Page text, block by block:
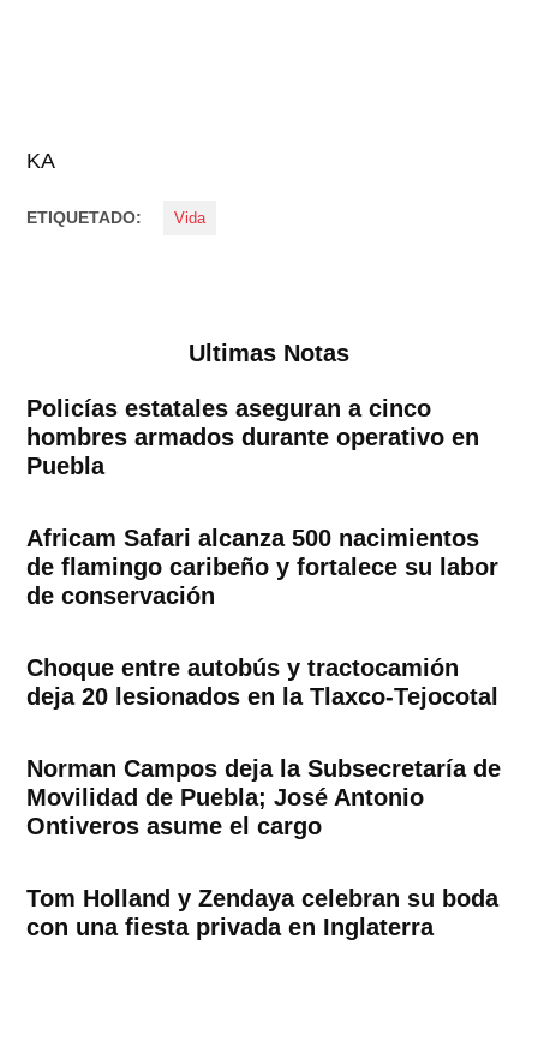
KA
ETIQUETADO: Vida
Ultimas Notas
Policías estatales aseguran a cinco
hombres armados durante operativo en
Puebla
Africam Safari alcanza 500 nacimientos
de flamingo caribeño y fortalece su labor
de conservación
Choque entre autobús y tractocamión
deja 20 lesionados en la Tlaxco-Tejocotal
Norman Campos deja la Subsecretaría de
Movilidad de Puebla; José Antonio
Ontiveros asume el cargo
Tom Holland y Zendaya celebran su boda
con una fiesta privada en Inglaterra